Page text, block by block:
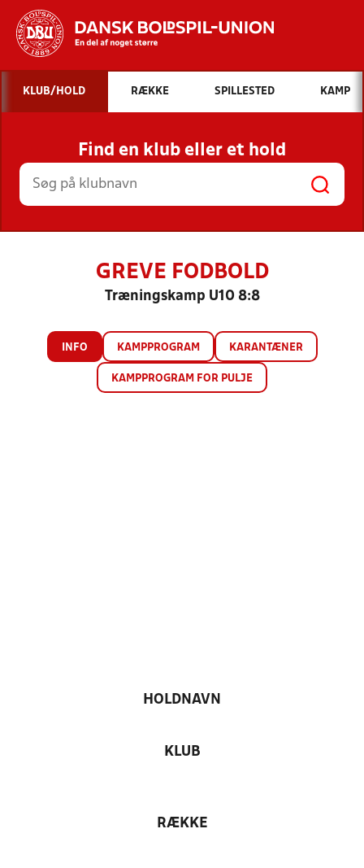
Hvad vil du søge efter?
INDHOLD OG NYHEDER
STILLINGER, RESULTATER, KLUBBER OG
HOLD
KLUB/HOLD RÆKKE SPILLESTED KAMP
Find en klub eller et hold
GREVE FODBOLD
Træningskamp U10 8:8
INFO KAMPPROGRAM KARANTÆNER
KAMPPROGRAM FOR PULJE
HOLDNAVN
KLUB
RÆKKE